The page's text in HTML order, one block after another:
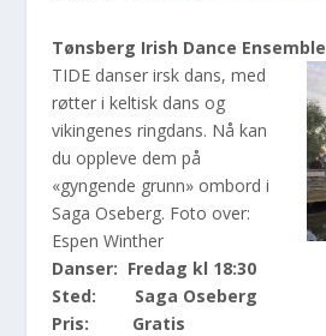
Tønsberg Irish Dance Ensemble
TIDE danser irsk dans, med
røtter i keltisk dans og
vikingenes ringdans. Nå kan
du oppleve dem på
«gyngende grunn» ombord i
Saga Oseberg. Foto over:
Espen Winther
Danser: Fredag kl 18:30
Sted: Saga Oseberg
Pris: Gratis